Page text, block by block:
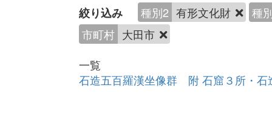
絞り込み 種別2 有形文化財
種
市町村 大田市
一覧
石造五百羅漢坐像群 附 石窟３所・石